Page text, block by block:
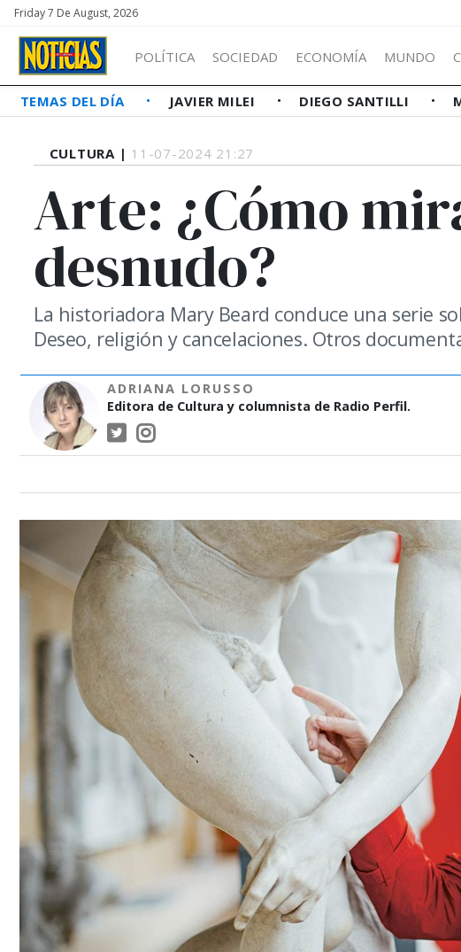
Friday 7 De August, 2026
POLÍTICA SOCIEDAD ECONOMÍA MUNDO
TEMAS DEL DÍA JAVIER MILEI DIEGO SANTILLI
CULTURA | 11-07-2024 21:27
Arte: ¿Cómo
desnudo?
La historiadora Mary Beard conduce una serie
Deseo, religión y cancelaciones. Otros
ADRIANA LORUSSO
Editora de Cultura y columnista de Radio Perfil.